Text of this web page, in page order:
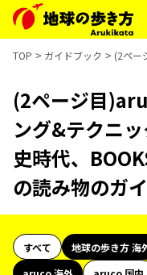
TOP ガイドブック (2ペー
(2ページ目
ング&テクニ
史時代、
の読み物のガ
すべて 地球の歩き方 海